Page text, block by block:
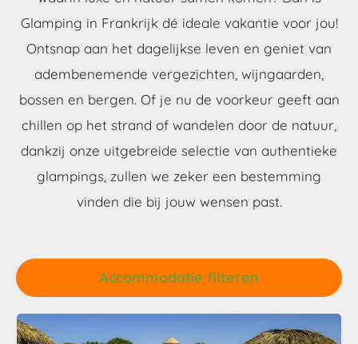
Glamping in Frankrijk dé ideale vakantie voor jou!
Ontsnap aan het dagelijkse leven en geniet van
adembenemende vergezichten, wijngaarden,
bossen en bergen. Of je nu de voorkeur geeft aan
chillen op het strand of wandelen door de natuur,
dankzij onze uitgebreide selectie van authentieke
glampings, zullen we zeker een bestemming
vinden die bij jouw wensen past.
Accommodatie filteren